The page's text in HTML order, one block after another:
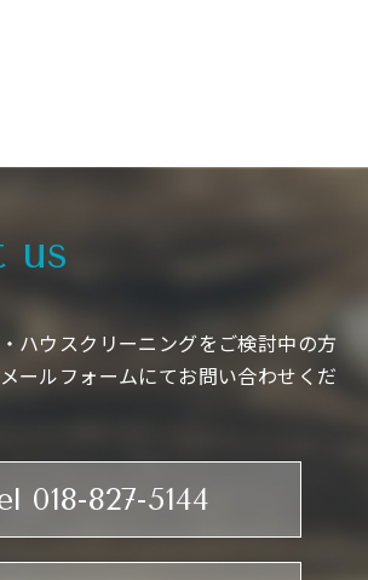
us
ハウスクリーニングをご検討中の方
ールフォームにてお問い合わせくだ
018-827-5144